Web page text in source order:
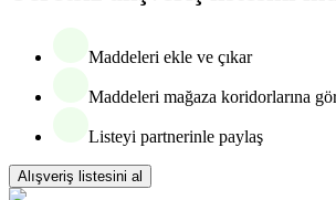
Maddeleri ekle ve çıkar
Maddeleri mağaza koridorlarına
Listeyi partnerinle paylaş
Alışveriş listesini al